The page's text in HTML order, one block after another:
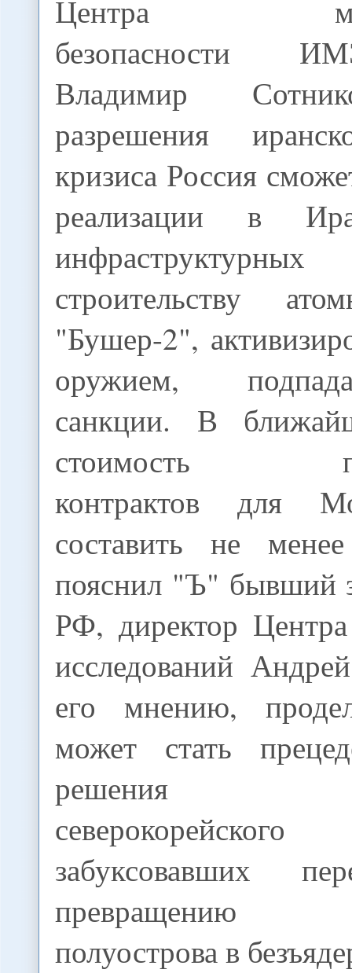
Центра
безопасности
Владимир
разрешения
кризиса Россия
реализации в
строительству
"Бушер-2",
оружием,
санкции. В
стоимость
контрактов для
составить не
пояснил "Ъ" бывший
РФ, директор
исследований
его мнению,
может стать
решения
забуксовавших
превращению
полуострова в